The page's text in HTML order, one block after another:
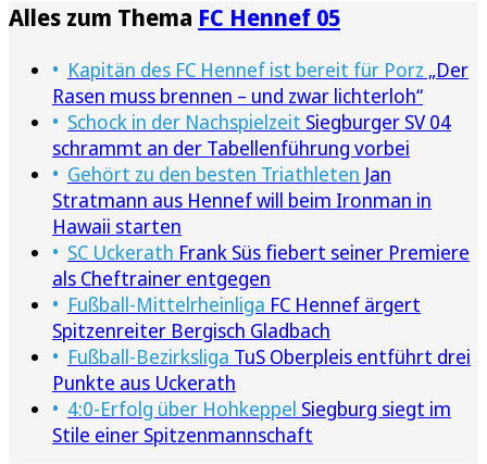
Alles zum Thema FC Hennef 05
Kapitän des FC Hennef ist bereit für Porz „Der
Rasen muss brennen – und zwar lichterloh“
Schock in der Nachspielzeit Siegburger SV 04
schrammt an der Tabellenführung vorbei
Gehört zu den besten Triathleten Jan
Stratmann aus Hennef will beim Ironman in
Hawaii starten
SC Uckerath Frank Süs fiebert seiner Premiere
als Cheftrainer entgegen
Fußball-Mittelrheinliga FC Hennef ärgert
Spitzenreiter Bergisch Gladbach
Fußball-Bezirksliga TuS Oberpleis entführt drei
Punkte aus Uckerath
4:0-Erfolg über Hohkeppel Siegburg siegt im
Stile einer Spitzenmannschaft